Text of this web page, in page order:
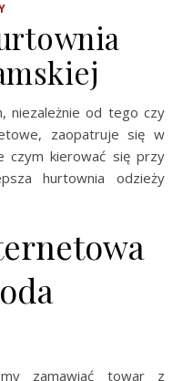
zaopatruje się w
czym kierować się przy
hurtownia odzieży
zamawiać towar z